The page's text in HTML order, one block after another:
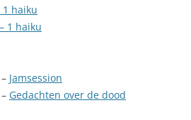
1 haiku
1 haiku
Jamsession
Gedachten over de dood